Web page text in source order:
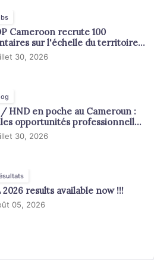
Cameroon recrute 100
sur l'échelle du territoire
30, 2026
/ HND en poche au Cameroun :
opportunités professionnelles
à vous ?
30, 2026
2026 results available now !!!
05, 2026